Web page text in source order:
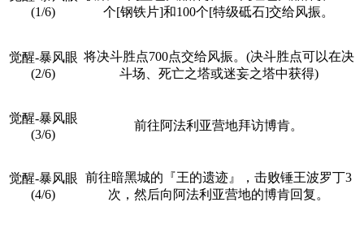
(1/6)
个[钢铁片]和100个[特级砥石]交给风振。
觉醒-暴风眼
(2/6)
将决斗胜点700点交给风振。(决斗胜点可以在决
斗场、死亡之塔或迷妄之塔中获得)
觉醒-暴风眼
(3/6)
前往阿法利亚营地拜访博肯。
觉醒-暴风眼
(4/6)
前往暗黑城的『王的遗迹』，击败锤王波罗丁3
次，然后向阿法利亚营地的博肯回复。